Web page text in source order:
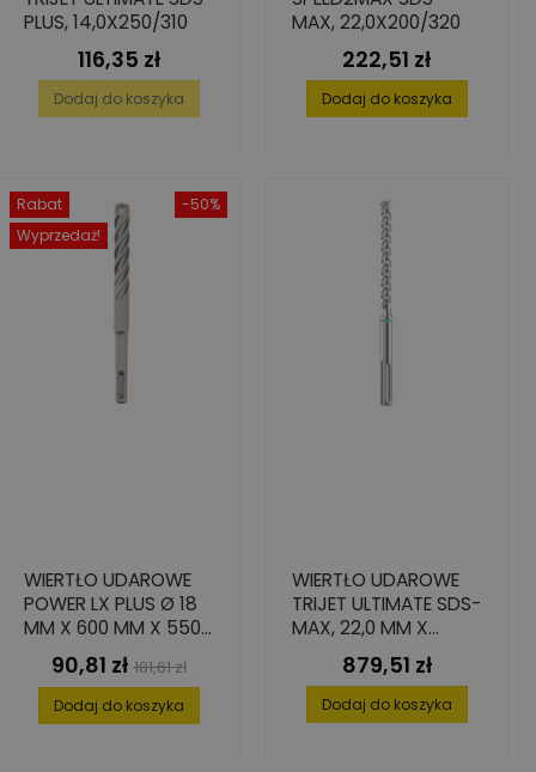
PLUS, 14,0X250/310
Cena
116,35 zł
Dodaj do koszyka
MAX, 22,0X200/320
Cena
222,51 zł
Dodaj do koszyka
-50%
Rabat
Wyprzedaż!
WIERTŁO UDAROWE
POWER LX PLUS Ø 18
MM X 600 MM X 550
MMCena
90,81 zł Cena
podstawowa
181,61 zł
Dodaj do koszyka
WIERTŁO UDAROWE
TRIJET ULTIMATE SDS-
MAX, 22,0 MM X
1200/1320 MM
Cena
879,51 zł
Dodaj do koszyka